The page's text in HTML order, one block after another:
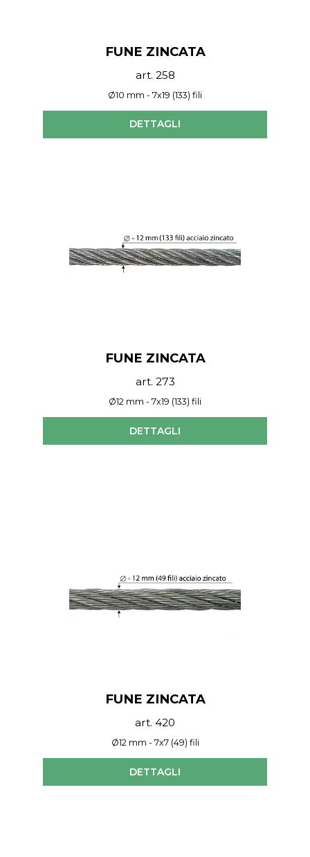
FUNE ZINCATA
art. 258
Ø10 mm - 7x19 (133) fili
DETTAGLI
FUNE ZINCATA
art. 273
Ø12 mm - 7x19 (133) fili
DETTAGLI
FUNE ZINCATA
art. 420
Ø12 mm - 7x7 (49) fili
DETTAGLI